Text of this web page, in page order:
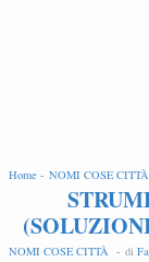
Home - NOMI COSE
NOMI COSE CITTÀ - di